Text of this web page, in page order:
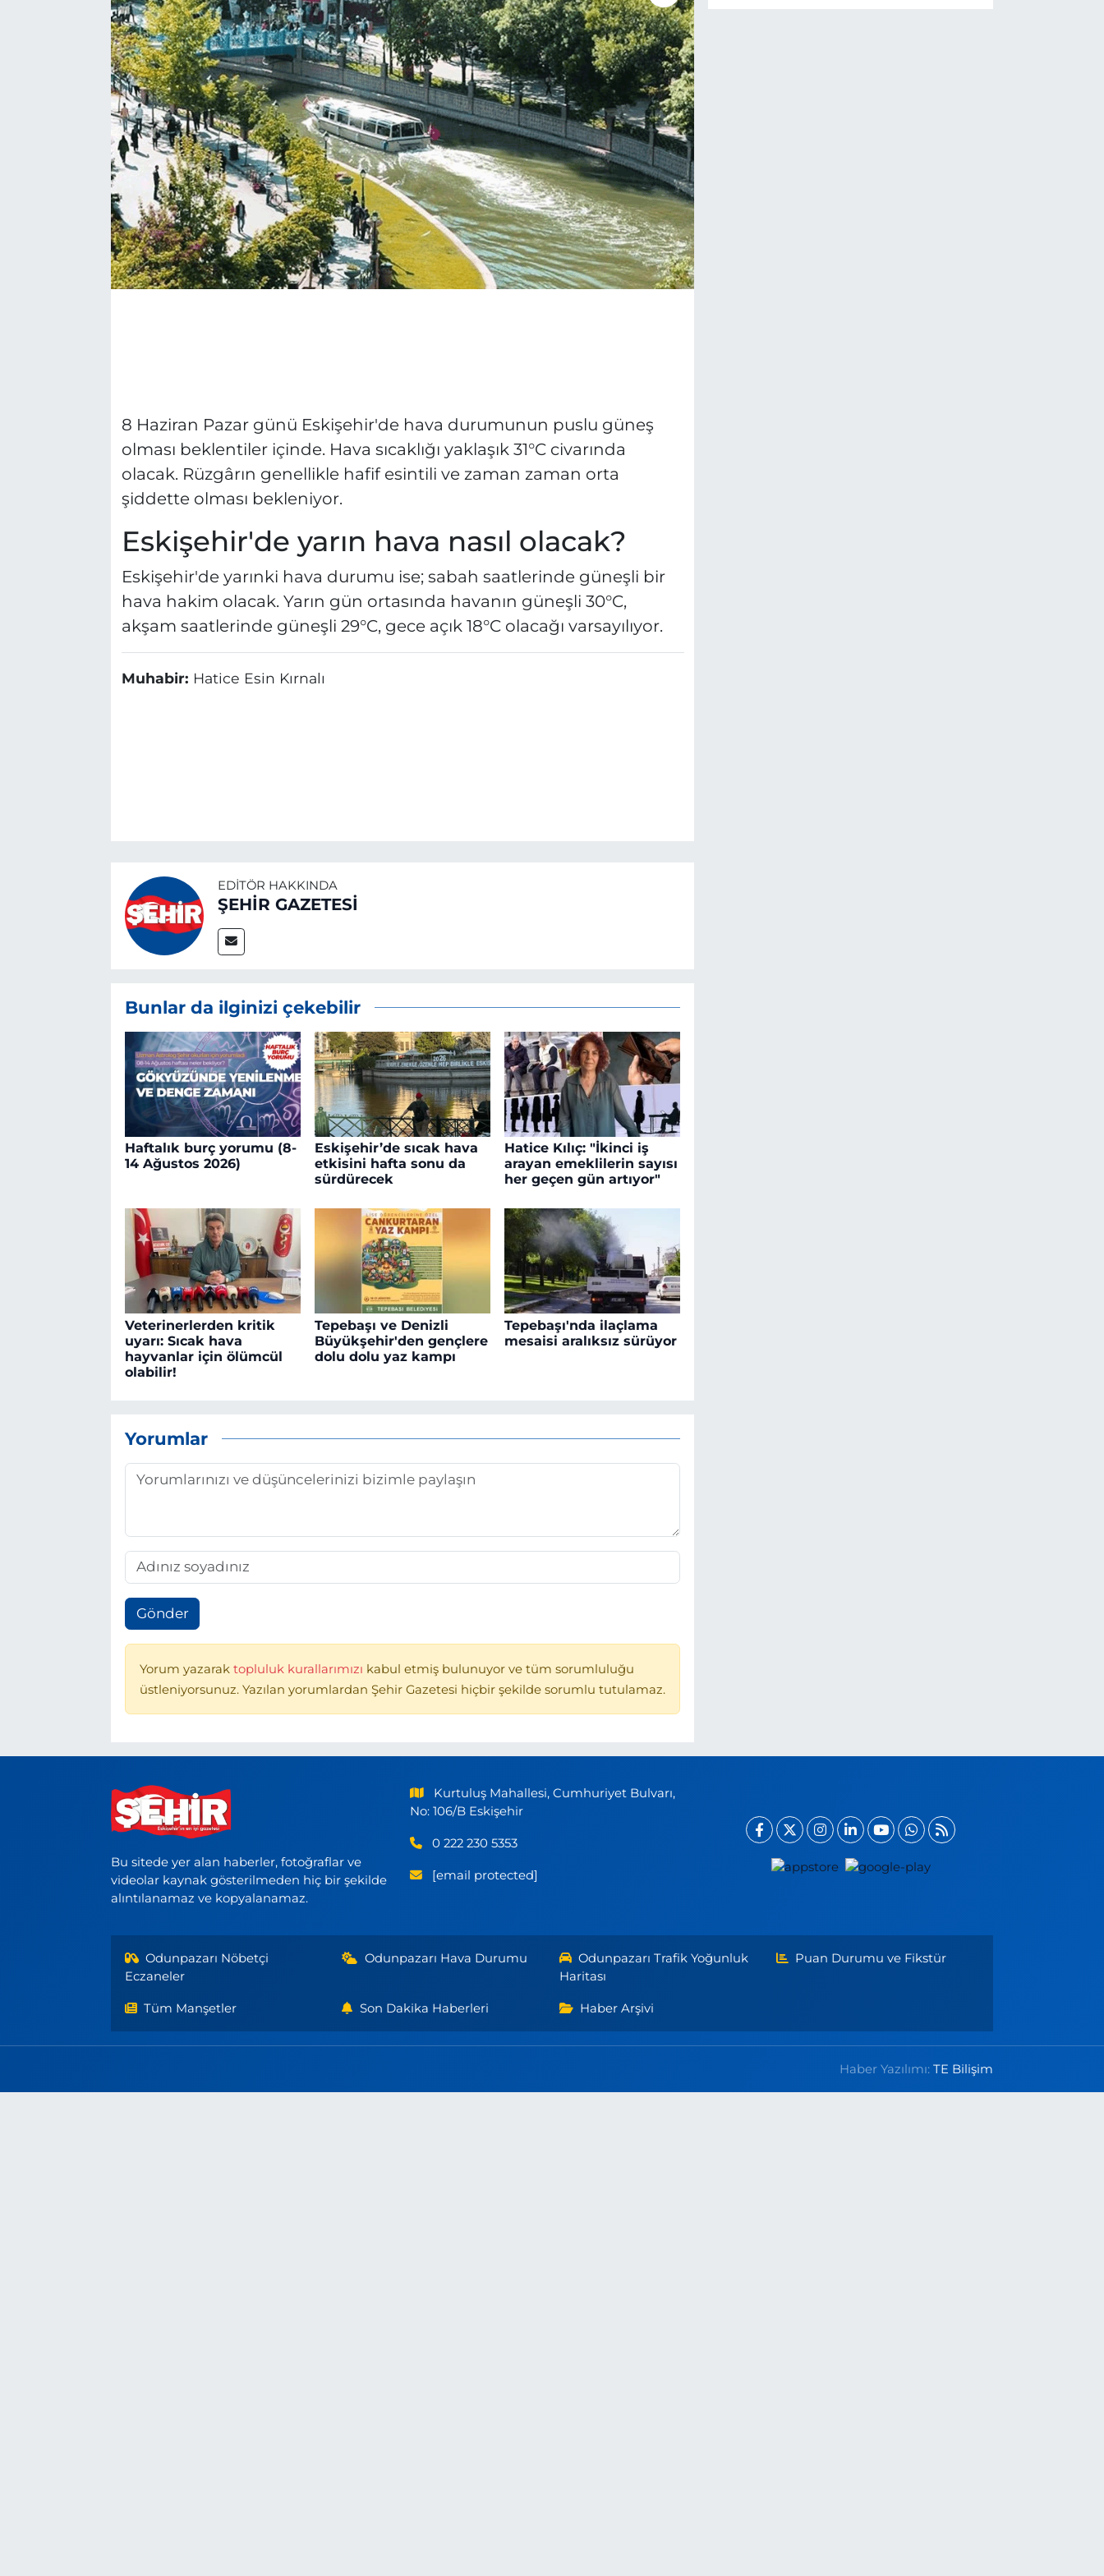
8 Haziran Pazar günü Eskişehir'de hava durumunun puslu güneş
olması beklentiler içinde. Hava sıcaklığı yaklaşık 31°C civarında
olacak. Rüzgârın genellikle hafif esintili ve zaman zaman orta
şiddette olması bekleniyor.
Eskişehir'de yarın hava nasıl olacak?
Eskişehir'de yarınki hava durumu ise; sabah saatlerinde güneşli bir
hava hakim olacak. Yarın gün ortasında havanın güneşli 30°C,
akşam saatlerinde güneşli 29°C, gece açık 18°C olacağı varsayılıyor.
Muhabir: Hatice Esin Kırnalı
EDITÖR HAKKINDA
ŞEHİR GAZETESİ
Bunlar da ilginizi çekebilir
Haftalık burç yorumu (8-
14 Ağustos 2026)
Eskişehir’de sıcak hava
etkisini hafta sonu da
sürdürecek
Hatice Kılıç: "İkinci iş
arayan emeklilerin sayısı
her geçen gün artıyor"
Veterinerlerden kritik
uyarı: Sıcak hava
hayvanlar için ölümcül
olabilir!
Tepebaşı ve Denizli
Büyükşehir'den gençlere
dolu dolu yaz kampı
Tepebaşı'nda ilaçlama
mesaisi aralıksız sürüyor
Yorumlar
Gönder
Yorum yazarak topluluk kurallarımızı kabul etmiş bulunuyor ve tüm sorumluluğu
üstleniyorsunuz. Yazılan yorumlardan Şehir Gazetesi hiçbir şekilde sorumlu tutulamaz.
Bu sitede yer alan haberler, fotoğraflar ve
videolar kaynak gösterilmeden hiç bir şekilde
alıntılanamaz ve kopyalanamaz.
Kurtuluş Mahallesi, Cumhuriyet Bulvarı,
No: 106/B Eskişehir
0 222 230 5353
[email protected]
Odunpazarı Nöbetçi
Eczaneler
Odunpazarı Hava Durumu
Odunpazarı Trafik Yoğunluk
Haritası
Puan Durumu ve Fikstür
Tüm Manşetler Son Dakika Haberleri Haber Arşivi
Haber Yazılımı:TE Bilişim
RESMİ İLAN